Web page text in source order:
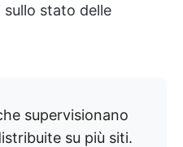
stato delle
supervisionano
su più siti.